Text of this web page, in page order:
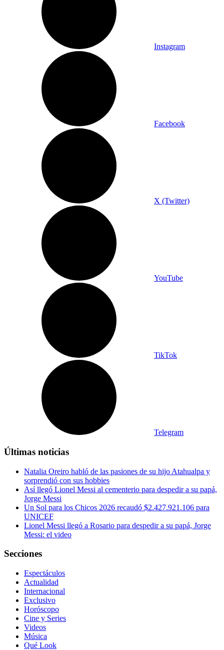
Instagram
Facebook
X (Twitter)
YouTube
TikTok
Telegram
Últimas noticias
Natalia Oreiro habló de las pasiones de su hijo Atahualpa y
sorprendió con sus hobbies
Así llegó Lionel Messi al cementerio para despedir a su papá,
Jorge Messi
Un Sol para los Chicos 2026 recaudó $2.427.921.106 para
UNICEF
Lionel Messi llegó a Rosario para despedir a su papá, Jorge
Messi: el video
Secciones
Espectáculos
Actualidad
Internacional
Exclusivo
Horóscopo
Cine y Series
Videos
Música
Qué Look